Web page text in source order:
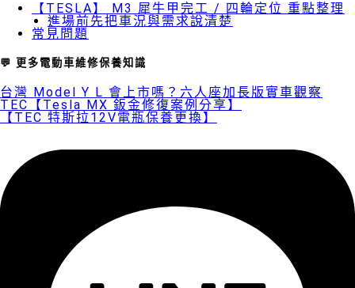
【TESLA】 M3 犀牛甲完工 / 四輪定位 重點整理
進場前先把車況與需求說清楚
常見問題
💬 更多電動車維修保養知識
台灣 Model Y L 會上市嗎？六人座加長版實車觀察
TEC【Tesla MX 鈑金修復案例分享】
【TEC 特斯拉12V電瓶保養更換】